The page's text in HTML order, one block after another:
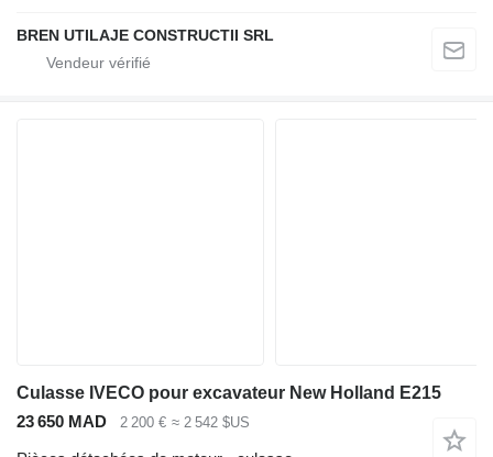
BREN UTILAJE CONSTRUCTII SRL
Culasse IVECO pour excavateur New Holland E215
23 650 MAD
2 200 € ≈ 2 542 $US